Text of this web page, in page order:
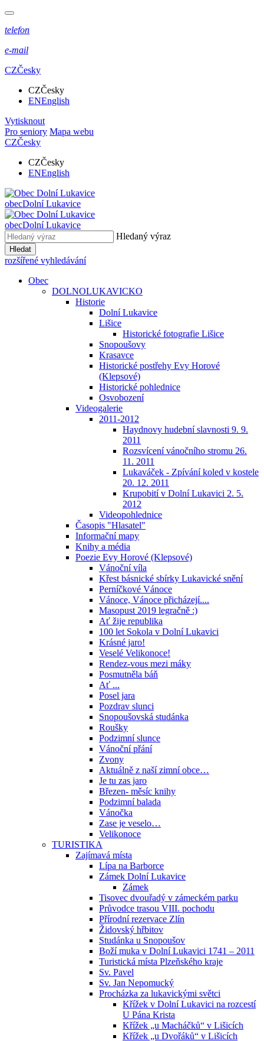
telefon
e-mail
CZČesky
CZČesky
ENEnglish
Vytisknout
Pro seniory Mapa webu
CZČesky
CZČesky
ENEnglish
obecDolní Lukavice
obecDolní Lukavice
Hledaný výraz
Hledat
rozšířené vyhledávání
Obec
DOLNOLUKAVICKO
Historie
Dolní Lukavice
Lišice
Historické fotografie Lišice
Snopoušovy
Krasavce
Historické postřehy Evy Horové
(Klepsové)
Historické pohlednice
Osvobození
Videogalerie
2011-2012
Haydnovy hudební slavnosti 9. 9.
2011
Rozsvícení vánočního stromu 26.
11. 2011
Lukaváček - Zpívání koled v kostele
20. 12. 2011
Krupobití v Dolní Lukavici 2. 5.
2012
Videopohlednice
Časopis "Hlasatel"
Informační mapy
Knihy a média
Poezie Evy Horové (Klepsové)
Vánoční víla
Křest básnické sbírky Lukavické snění
Perníčkové Vánoce
Vánoce, Vánoce přicházejí....
Masopust 2019 legračně :)
Ať žije republika
100 let Sokola v Dolní Lukavici
Krásné jaro!
Veselé Velikonoce!
Rendez-vous mezi máky
Posmutněla báň
Ať ...
Posel jara
Pozdrav slunci
Snopoušovská studánka
Roušky
Podzimní slunce
Vánoční přání
Zvony
Aktuálně z naší zimní obce…
Je tu zas jaro
Březen- měsíc knihy
Podzimní balada
Vánočka
Zase je veselo…
Velikonoce
TURISTIKA
Zajímavá místa
Lípa na Barborce
Zámek Dolní Lukavice
Zámek
Tisovec dvouřadý v zámeckém parku
Průvodce trasou VIII. pochodu
Přírodní rezervace Zlín
Židovský hřbitov
Studánka u Snopoušov
Boží muka v Dolní Lukavici 1741 – 2011
Turistická místa Plzeňského kraje
Sv. Pavel
Sv. Jan Nepomucký
Procházka za lukavickými světci
Křížek v Dolní Lukavici na rozcestí
U Pána Krista
Křížek „u Macháčků“ v Lišicích
Křížek „u Dvořáků“ v Lišicích